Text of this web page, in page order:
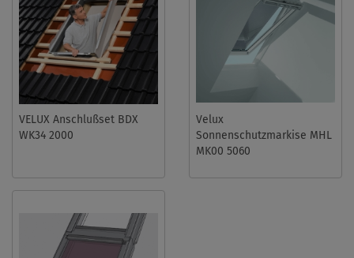
VELUX Anschlußset BDX
WK34 2000
Velux
Sonnenschutzmarkise MHL
MK00 5060